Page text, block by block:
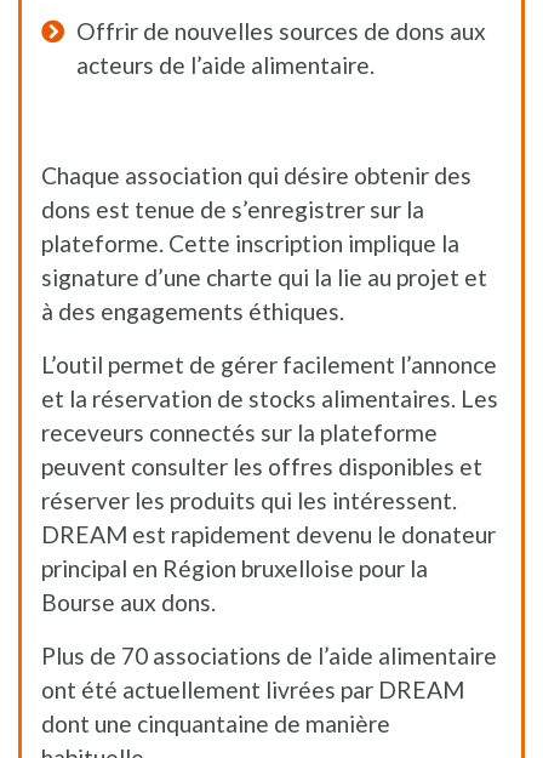
Offrir de nouvelles sources de dons aux
acteurs de l’aide alimentaire.
Chaque association qui désire obtenir des
dons est tenue de s’enregistrer sur la
plateforme. Cette inscription implique la
signature d’une charte qui la lie au projet et
à des engagements éthiques.
L’outil permet de gérer facilement l’annonce
et la réservation de stocks alimentaires. Les
receveurs connectés sur la plateforme
peuvent consulter les offres disponibles et
réserver les produits qui les intéressent.
DREAM est rapidement devenu le donateur
principal en Région bruxelloise pour la
Bourse aux dons.
Plus de 70 associations de l’aide alimentaire
ont été actuellement livrées par DREAM
dont une cinquantaine de manière